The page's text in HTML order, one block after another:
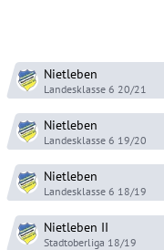
Nietleben
Landesklasse 6 20/21
Nietleben
Landesklasse 6 19/20
Nietleben
Landesklasse 6 18/19
Nietleben II
Stadtoberliga 18/19